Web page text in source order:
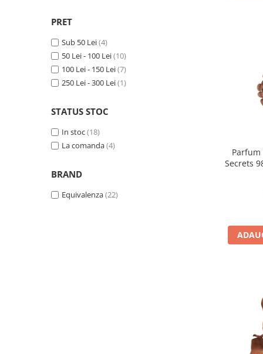
PRET
Sub 50 Lei(4)
50 Lei - 100 Lei(10)
100 Lei - 150 Lei(7)
250 Lei - 300 Lei(1)
STATUS STOC
In stoc(18)
La comanda(4)
BRAND
Equivalenza(22)
Secrets